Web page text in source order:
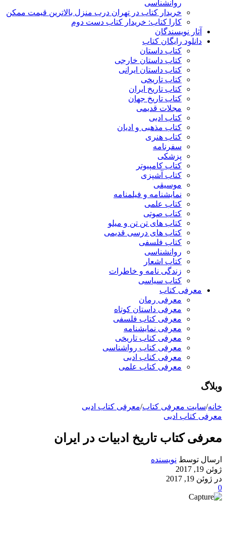
روانشناسی
خریدار کتاب در تهران درب منزل بالاترین قیمت ممکن
کارا کتاب: خریدار کتاب دست دوم
آثار نویسندگان
دانلود رایگان کتاب
کتاب داستان
کتاب داستان خارجی
کتاب داستان ایرانی
کتاب تاریخی
کتاب تاریخ ایران
کتاب تاریخ جهان
مجلات قدیمی
کتاب ادبی
کتاب مذهبی و ادیان
کتاب هنری
سفرنامه
پزشکی
کتاب کامپیوتر
کتاب آشپزی
موسیقی
نمایشنامه و فیلمنامه
کتاب علمی
کتاب صوتی
کتاب های تن تن و میلو
کتاب های درسی قدیمی
کتاب فلسفی
روانشناسی
کتاب اشعار
زندگی نامه و خاطرات
کتاب سیاسی
معرفی کتاب
معرفی رمان
معرفی داستان کوتاه
معرفی کتاب فلسفی
معرفی نمایشنامه
معرفی کتاب تاریخی
معرفی کتاب رواشناسی
معرفی کتاب ادبی
معرفی کتاب علمی
وبلاگ
خانه/سایت معرفی کتاب/معرفی کتاب ادبی
معرفی کتاب ادبی
معرفی کتاب تاریخ ادبیات در ایران
ارسال توسط نویسنده
ژوئن 19, 2017
در ژوئن 19, 2017
0